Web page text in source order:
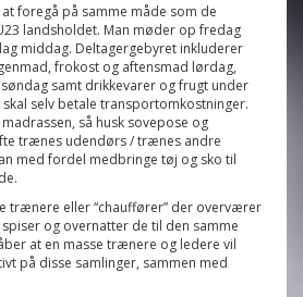
foregå på samme måde som de
landsholdet. Man møder op fredag
middag. Deltagergebyret inkluderer
frokost og aftensmad lørdag,
samt drikkevarer og frugt under
selv betale transportomkostninger.
så husk sovepose og
trænes udendørs / trænes andre
med fordel medbringe tøj og sko til
trænere eller “chauffører” der overværer
og overnatter de til den samme
at en masse trænere og ledere vil
på disse samlinger, sammen med